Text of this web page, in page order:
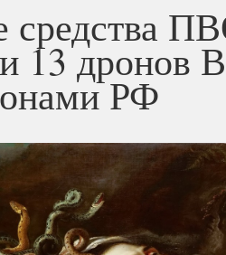
средства
13 дронов
РФ